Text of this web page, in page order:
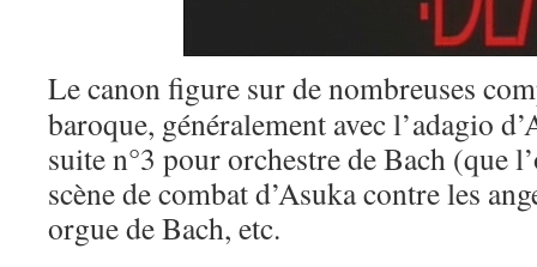
Le canon figure sur de nombreuses
baroque, généralement avec l’adagio
suite n°3 pour orchestre de Bach (que
scène de combat d’Asuka contre les
orgue de Bach, etc.